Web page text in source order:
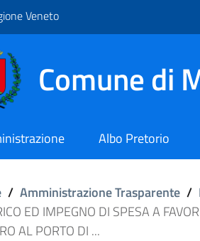
Veneto
Comune di
Albo Pretorio
/ Amministrazione Trasparente /
ED IMPEGNO DI SPESA A
AL PORTO DI ...